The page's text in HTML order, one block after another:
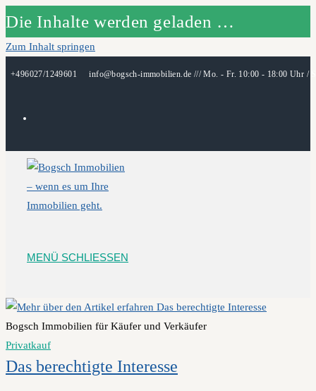
Die Inhalte werden geladen …
Zum Inhalt springen
+496027/1249601 info@bogsch-immobilien.de /// Mo. - Fr. 10:00 - 18:00 Uhr /
MENÜ SCHLIESSEN
Bogsch Immobilien für Käufer und Verkäufer
Privatkauf
Das berechtigte Interesse